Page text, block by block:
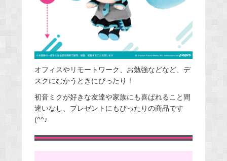
オフィスやリモートワーク、お勉強などなど、デ
スクにむかうときにぴったり！
初音ミクが好きな友達や家族にも喜ばれること間
違いなし、プレゼントにもぴったりの商品です
(^^♪